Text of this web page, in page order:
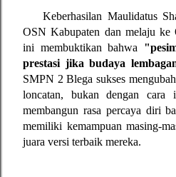
Keberhasilan Maulidatus
OSN Kabupaten dan melaju
ini membuktikan bahwa
prestasi jika budaya
SMPN 2 Blega sukses
loncatan, bukan dengan cara
membangun rasa percaya diri
memiliki kemampuan masing-
juara versi terbaik mereka.